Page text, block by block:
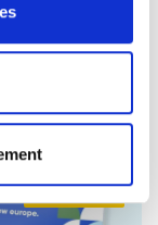
Actualités